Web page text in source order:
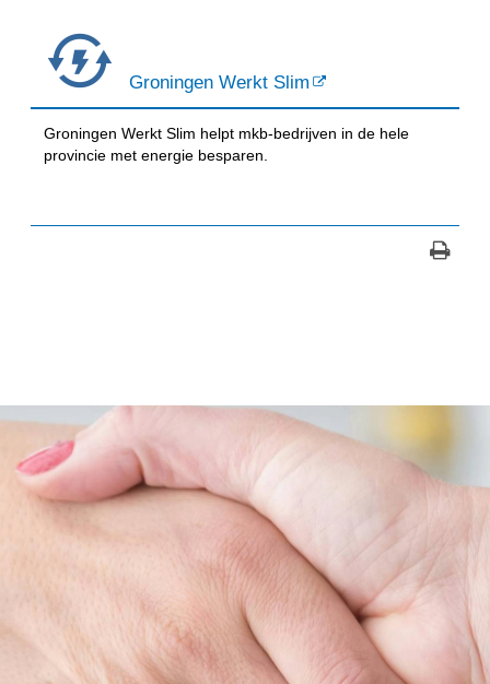
Groningen Werkt Slim
Groningen Werkt Slim helpt mkb-bedrijven in de hele
provincie met energie besparen.